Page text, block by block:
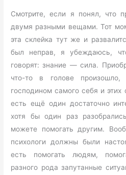
Смотрите, если я понял, что
двумя разными вещами. Тот
эта склейка тут же и
был неправ, я убеждаюсь,
говорят: знание — сила.
что-то в голове
господином самого себя и
есть ещё один достаточно
хотя бы один раз
можете помогать другим.
психологи должны были
есть помогать людям,
разного рода запутанные